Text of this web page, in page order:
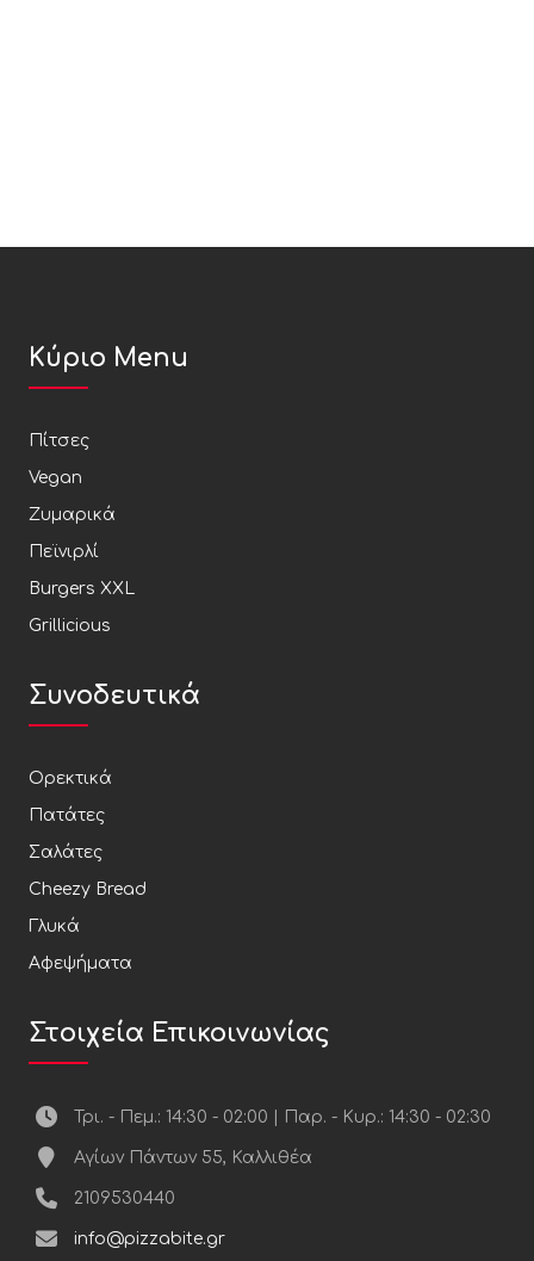
Κύριο Menu
Πίτσες
Vegan
Ζυμαρικά
Πεϊνιρλί
Burgers XXL
Grillicious
Συνοδευτικά
Ορεκτικά
Πατάτες
Σαλάτες
Cheezy Bread
Γλυκά
Αφεψήματα
Στοιχεία Επικοινωνίας
Τρι. - Πεμ.: 14:30 - 02:00 | Παρ. - Κυρ.: 14:30 - 02:30
Αγίων Πάντων 55, Καλλιθέα
2109530440
info@pizzabite.gr